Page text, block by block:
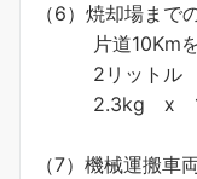
（6）焼却場まで
片道10Kmを
2リットル
2.3kg ⅹ 10
（7）機械運搬